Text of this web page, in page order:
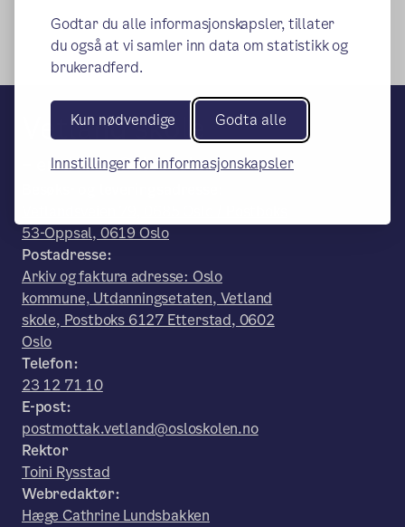
Godtar du alle informasjonskapsler, tillater
du også at vi samler inn data om statistikk og
brukeradferd.
Kun nødvendige Godta alle
Innstillinger for informasjonskapsler
Vetland skole
– en del av Osloskolen
53-Oppsal, 0619 Oslo
Postadresse:
Arkiv og faktura adresse: Oslo
kommune, Utdanningsetaten, Vetland
skole, Postboks 6127 Etterstad, 0602
Oslo
Telefon:
23 12 71 10
E-post:
postmottak.vetland@osloskolen.no
Rektor
Toini Rysstad
Webredaktør:
Hæge Cathrine Lundsbakken